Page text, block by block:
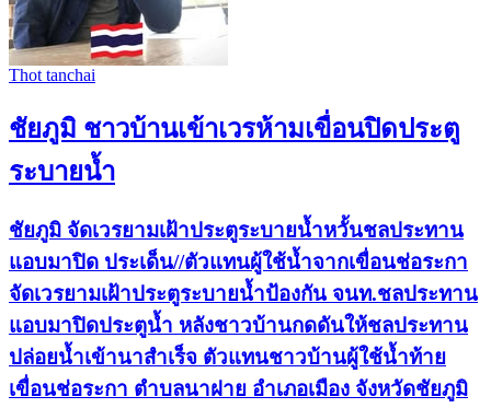
Thot tanchai
ชัยภูมิ ชาวบ้านเข้าเวรห้ามเขื่อนปิดประตู
ระบายน้ำ
ชัยภูมิ จัดเวรยามเฝ้าประตูระบายน้ำหวั้นชลประทาน
แอบมาปิด ประเด็น//ตัวแทนผู้ใช้น้ำจากเขื่อนช่อระกา
จัดเวรยามเฝ้าประตูระบายน้ำป้องกัน จนท.ชลประทาน
แอบมาปิดประตูน้ำ หลังชาวบ้านกดดันให้ชลประทาน
ปล่อยน้ำเข้านาสำเร็จ ตัวแทนชาวบ้านผู้ใช้น้ำท้าย
เขื่อนช่อระกา ตำบลนาฝาย อำเภอเมือง จังหวัดชัยภูมิ